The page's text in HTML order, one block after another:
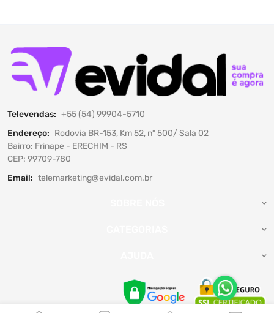
Televendas: +55 (54) 99904-5710
Endereço: Rodovia BR-153, Km 52, nº 500/ Sala 02
Bairro: Frinape - ERECHIM - RS
CEP: 99709-780
Email: telemarketing@evidal.com.br